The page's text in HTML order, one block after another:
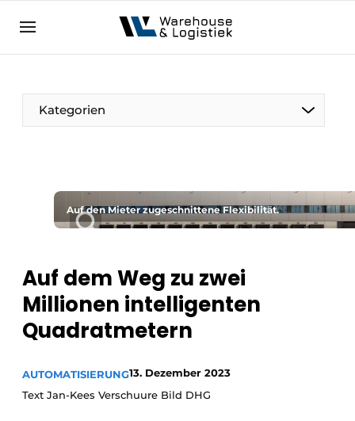
NL EN
Kategorien
Auf den Mieter zugeschnittene Flexibilität.
Auf dem Weg zu zwei
Millionen intelligenten
Quadratmetern
AUTOMATISIERUNG13. Dezember 2023
Text Jan-Kees Verschuure Bild DHG